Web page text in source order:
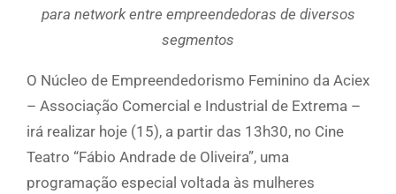
para network entre empreendedoras de diversos
segmentos
O Núcleo de Empreendedorismo Feminino da Aciex
– Associação Comercial e Industrial de Extrema –
irá realizar hoje (15), a partir das 13h30, no Cine
Teatro “Fábio Andrade de Oliveira”, uma
programação especial voltada às mulheres